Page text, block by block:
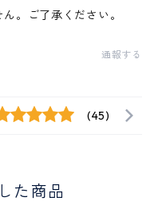
。ご了承ください。
通報する
(45)
た商品